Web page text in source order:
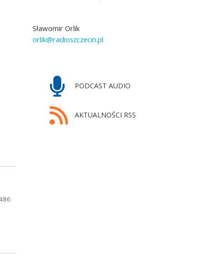
Sławomir Orlik
orlik@radioszczecin.pl
PODCAST AUDIO
AKTUALNOŚCI RSS